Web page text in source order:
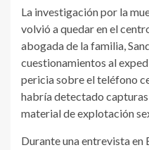
La investigación por la
volvió a quedar en el
abogada de la familia,
cuestionamientos al
pericia sobre el teléfono
habría detectado
material de explotación
Durante una entrevista